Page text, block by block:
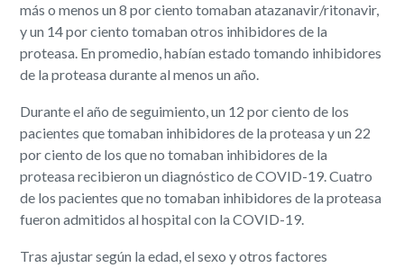
más o menos un 8 por ciento tomaban atazanavir/ritonavir,
y un 14 por ciento tomaban otros inhibidores de la
proteasa. En promedio, habían estado tomando inhibidores
de la proteasa durante al menos un año.
Durante el año de seguimiento, un 12 por ciento de los
pacientes que tomaban inhibidores de la proteasa y un 22
por ciento de los que no tomaban inhibidores de la
proteasa recibieron un diagnóstico de COVID-19. Cuatro
de los pacientes que no tomaban inhibidores de la proteasa
fueron admitidos al hospital con la COVID-19.
Tras ajustar según la edad, el sexo y otros factores